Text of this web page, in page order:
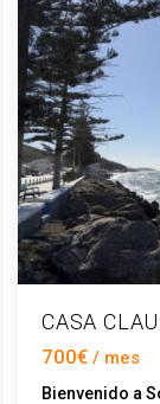
CASA
700€
Bienvenido a